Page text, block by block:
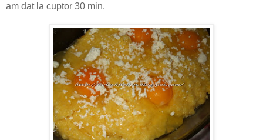
am dat la cuptor 30 min.